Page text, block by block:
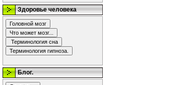
Здоровье человека
Блог.